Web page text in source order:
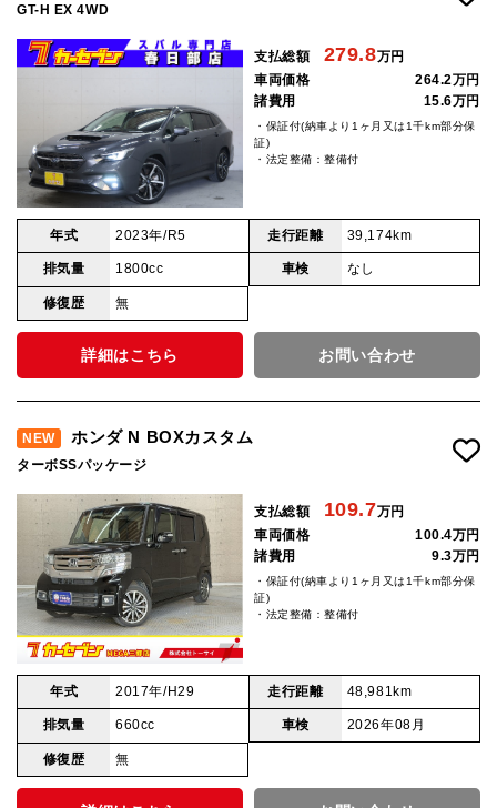
GT-H EX 4WD
支払総額 279.8万円
車両価格
264.2万円
諸費用
15.6万円
・保証付(納車より1ヶ月又は1千km部分保
証)
・法定整備：整備付
年式 2023年/R5 走行距離 39,174km
排気量 1800cc 車検 なし
修復歴 無
詳細はこちら お問い合わせ
NEW ホンダ N BOXカスタム
ターボSSパッケージ
支払総額 109.7万円
車両価格
100.4万円
諸費用
9.3万円
・保証付(納車より1ヶ月又は1千km部分保
証)
・法定整備：整備付
年式 2017年/H29 走行距離 48,981km
排気量 660cc 車検 2026年08月
修復歴 無